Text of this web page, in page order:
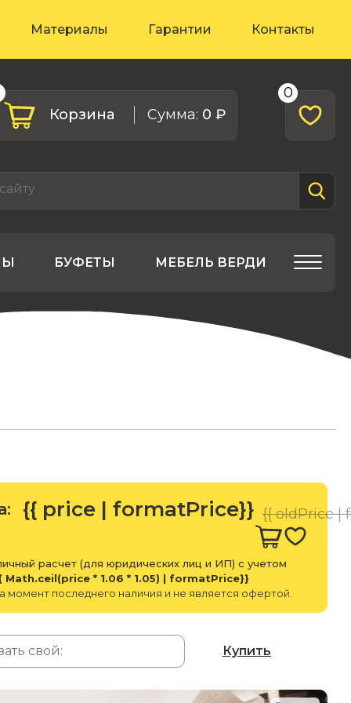
Материалы Гарантии Контакты
Корзина Cумма: 0 ₽
0
БУФЕТЫ МЕБЕЛЬ ВЕРДИ
{{ price | formatPrice}} {{ oldPrice |
расчет (для юридических лиц и ИП) с учетом
Math.ceil(price * 1.06 * 1.05) | formatPrice}}
момент последнего наличия и не является офертой.
Купить